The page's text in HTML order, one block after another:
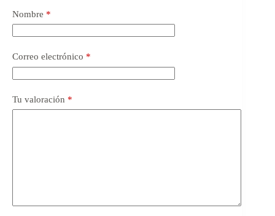
Nombre *
Correo electrónico *
Tu valoración *